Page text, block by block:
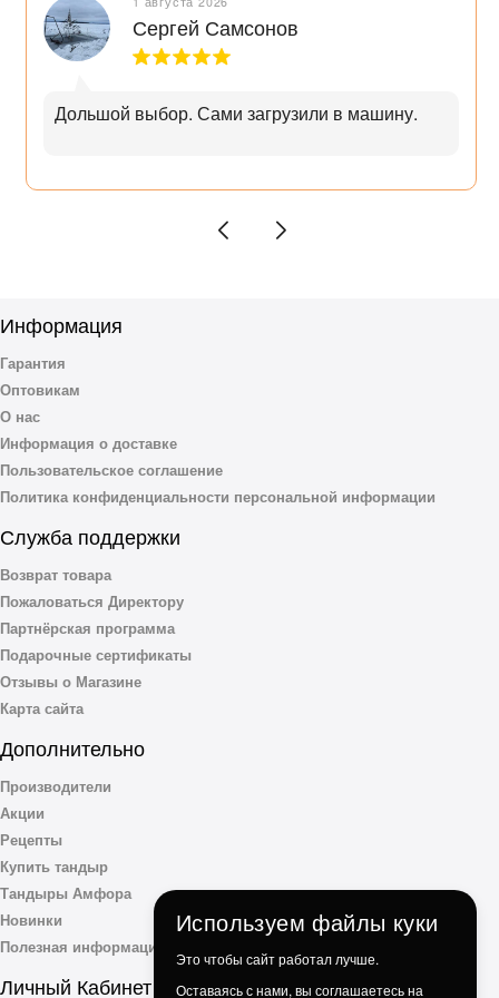
экраном «Витра» диагональю 42 см.
Печь рассчитана на любителей быстро приготавливаемой финской
Сергей Самсонов
Дольшой выбор. Сами загрузили в машину.
Информация
Гарантия
Оптовикам
О нас
Информация о доставке
Пользовательское соглашение
Политика конфиденциальности персональной информации
Служба поддержки
Возврат товара
Пожаловаться Директору
Партнёрская программа
Подарочные сертификаты
Отзывы о Магазине
Карта сайта
Дополнительно
Производители
Акции
Рецепты
Купить тандыр
Тандыры Амфора
Новинки
Полезная информация
Личный Кабинет
Используем файлы куки
Это чтобы сайт работал лучше.
Оставаясь с нами, вы соглашаетесь на